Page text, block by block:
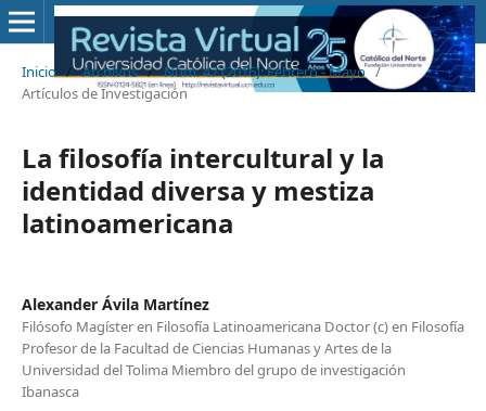
Inicio / Archivos / Núm. 47 (2016): Febrero - Mayo /
Artículos de Investigación
La filosofía intercultural y la
identidad diversa y mestiza
latinoamericana
Alexander Ávila Martínez
Filósofo Magíster en Filosofía Latinoamericana Doctor (c) en Filosofía
Profesor de la Facultad de Ciencias Humanas y Artes de la
Universidad del Tolima Miembro del grupo de investigación
Ibanasca